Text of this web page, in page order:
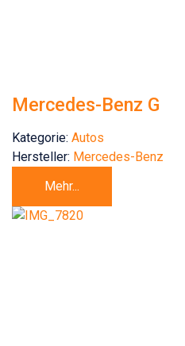
Mercedes-Benz G
Kategorie: Autos
Hersteller: Mercedes-Benz
Mehr...